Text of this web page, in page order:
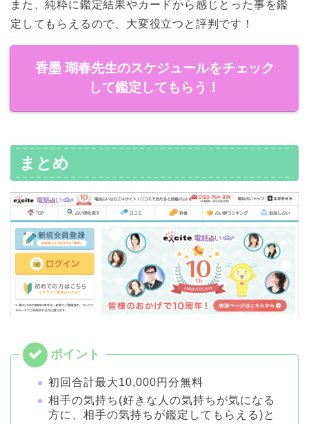
また、純粋に鑑定結果やカードから感じとった事を鑑
定してもらえるので、大変役立つと評判です！
香墨 瑚春先生のスケジュールをチェック
して鑑定してもらう！
まとめ
初回合計最大10,000円分無料
相手の気持ち(好きな人の気持ちが気になる
方に、相手の気持ちが鑑定してもらえる)と